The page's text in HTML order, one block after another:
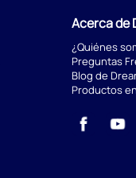
Acerca de
¿Quiénes
Preguntas
Blog de
Productos